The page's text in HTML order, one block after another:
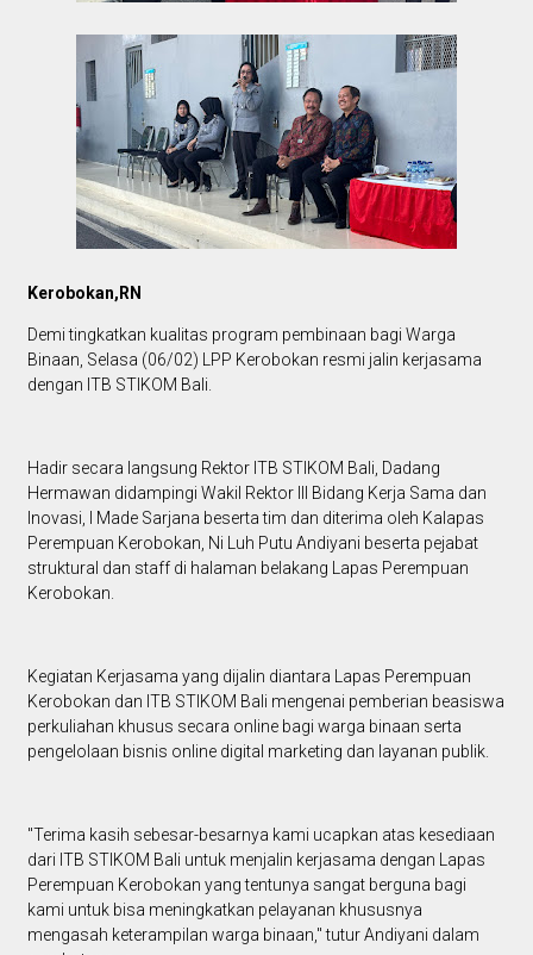
Kerobokan,RN
Demi tingkatkan kualitas program pembinaan bagi Warga
Binaan, Selasa (06/02) LPP Kerobokan resmi jalin kerjasama
dengan ITB STIKOM Bali.
Hadir secara langsung Rektor ITB STIKOM Bali, Dadang
Hermawan didampingi Wakil Rektor III Bidang Kerja Sama dan
Inovasi, I Made Sarjana beserta tim dan diterima oleh Kalapas
Perempuan Kerobokan, Ni Luh Putu Andiyani beserta pejabat
struktural dan staff di halaman belakang Lapas Perempuan
Kerobokan.
Kegiatan Kerjasama yang dijalin diantara Lapas Perempuan
Kerobokan dan ITB STIKOM Bali mengenai pemberian beasiswa
perkuliahan khusus secara online bagi warga binaan serta
pengelolaan bisnis online digital marketing dan layanan publik.
"Terima kasih sebesar-besarnya kami ucapkan atas kesediaan
dari ITB STIKOM Bali untuk menjalin kerjasama dengan Lapas
Perempuan Kerobokan yang tentunya sangat berguna bagi
kami untuk bisa meningkatkan pelayanan khususnya
mengasah keterampilan warga binaan," tutur Andiyani dalam